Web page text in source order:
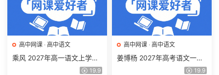
高中网课 · 高中语文
乘风 2027年高一语文上学期
网课教程 高一语文 暑假班视
19.9
高中网课 · 高中语文
姜博杨 2027年高考语文一轮
复习网课教程 高三语文 上学
19.9